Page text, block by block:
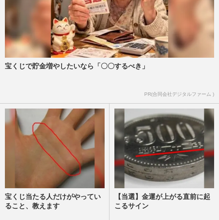
宝くじで貯金増やしたいなら「〇〇するべき」
PR(合同会社デジタルファーム )
宝くじ当たる人だけがやってい
ること、教えます
【当選】金運が上がる直前に起
こるサイン